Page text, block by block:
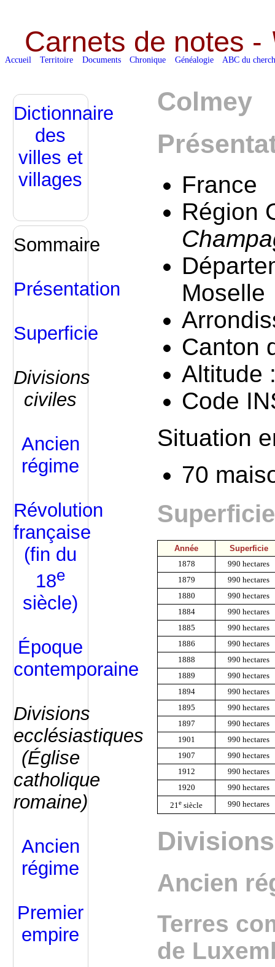
Carnets de notes -
Accueil Territoire Documents Chronique Généalogie ABC du
Colmey
France
Région
Moselle
Canton
Altitude
Code
Situation
70
Superficie
Année Superficie
1878
990 hectares
1879
990 hectares
1880
990 hectares
1884
990 hectares
1885
990 hectares
1886
990 hectares
1888
990 hectares
1889
990 hectares
1894
990 hectares
1895
990 hectares
1897
990 hectares
1901
990 hectares
1907
990 hectares
1912
990 hectares
1920
990 hectares
21e siècle 990 hectares
Ancien
Terres
de
Dictionnaire
des
villes et
villages
Sommaire
Présentation
Superficie
Divisions
civiles
Ancien
régime
Révolution
française
(fin du
18e
siècle)
Époque
contemporaine
Divisions
ecclésiastiques
(Église
catholique
romaine)
Ancien
régime
Premier
empire